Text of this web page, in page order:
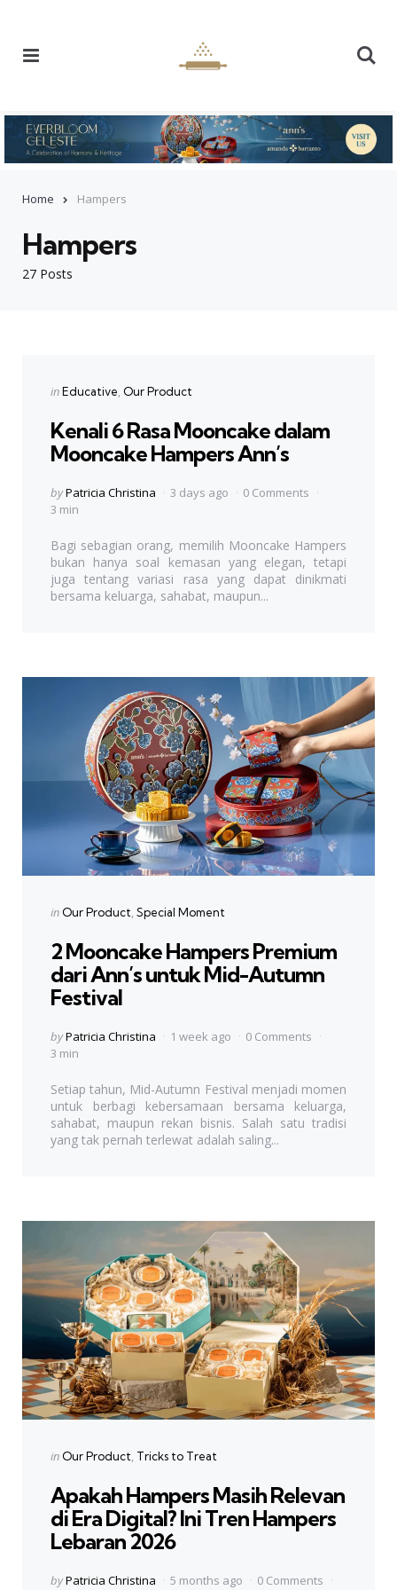
Home Hampers
27 Posts
Hampers
Categories
Posted
inEducative Our Product
Kenali 6 Rasa Mooncake dalam
Mooncake Hampers Ann’s
Posted
by
byPatricia Christina 3 days ago
0 Comments
3 min
Bagi sebagian orang, memilih Mooncake Hampers
bukan hanya soal kemasan yang elegan, tetapi
juga tentang variasi rasa yang dapat dinikmati
bersama keluarga, sahabat, maupun...
Categories
Posted
in Our Product Special Moment
2 Mooncake Hampers Premium
dari Ann’s untuk Mid-Autumn
Festival
Posted
by
byPatricia Christina 1 week ago
0 Comments
3 min
Setiap tahun, Mid-Autumn Festival menjadi momen
untuk berbagi kebersamaan bersama keluarga,
sahabat, maupun rekan bisnis. Salah satu tradisi
yang tak pernah terlewat adalah saling...
Categories
Posted
in Our Product Tricks to Treat
Apakah Hampers Masih Relevan
di Era Digital? Ini Tren Hampers
Lebaran 2026
Posted
byPatricia Christina 5 months ago
0 Comments